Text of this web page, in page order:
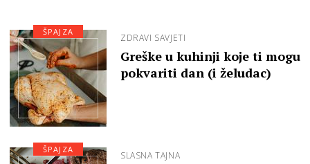
ZDRAVI SAVJETI
Greške u kuhinji koje ti mogu
pokvariti dan (i želudac)
ŠPAJZA
SLASNA TAJNA
ŠPAJZA